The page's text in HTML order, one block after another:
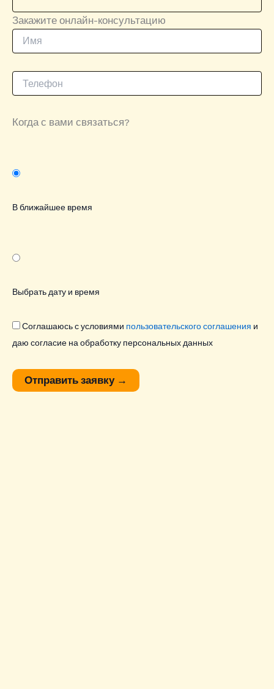
Закажите онлайн-консультацию
Когда с вами связаться?
В ближайшее время
Выбрать дату и время
Соглашаюсь с условиями пользовательского соглашения и
даю согласие на обработку персональных данных
Отправить заявку →